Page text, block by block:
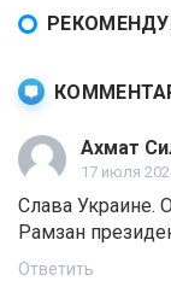
Ахмат
17 июля
Слава Украине.
Рамзан
Ответить